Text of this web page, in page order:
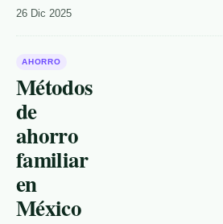
26 Dic 2025
AHORRO
Métodos
de
ahorro
familiar
en
México